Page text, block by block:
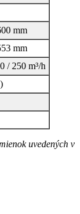
mm
mm
/ 250 m³/h
uvedených v